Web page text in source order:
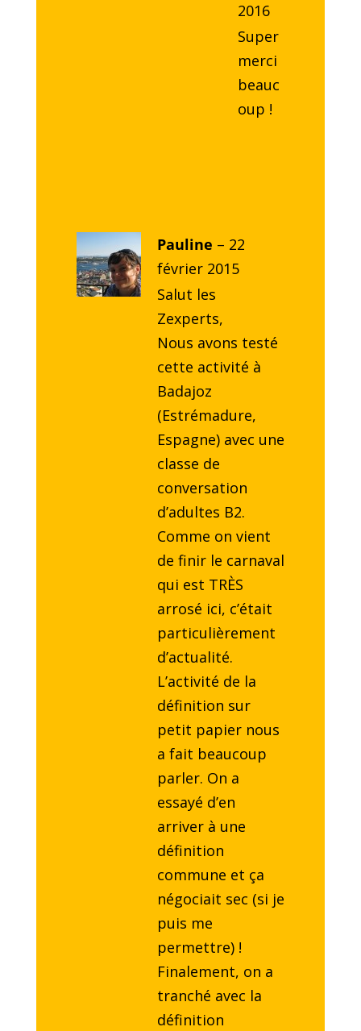
2016
Super
merci
beauc
oup !
Pauline – 22
février 2015
Salut les
Zexperts,
Nous avons testé
cette activité à
Badajoz
(Estrémadure,
Espagne) avec une
classe de
conversation
d’adultes B2.
Comme on vient
de finir le carnaval
qui est TRÈS
arrosé ici, c’était
particulièrement
d’actualité.
L’activité de la
définition sur
petit papier nous
a fait beaucoup
parler. On a
essayé d’en
arriver à une
définition
commune et ça
négociait sec (si je
puis me
permettre) !
Finalement, on a
tranché avec la
définition